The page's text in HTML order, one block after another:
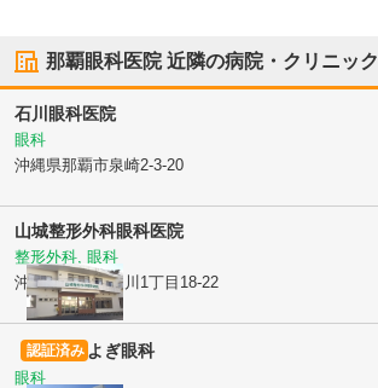
那覇眼科医院近隣の病院・クリニック
石川眼科医院
眼科
沖縄県那覇市泉崎2-3-20
山城整形外科眼科医院
整形外科, 眼科
沖縄県那覇市樋川1丁目18-22
認証済み よぎ眼科
眼科